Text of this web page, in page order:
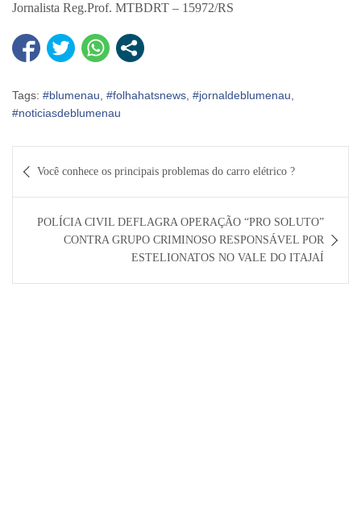
Jornalista Reg.Prof. MTBDRT – 15972/RS
Tags: #blumenau, #folhahatsnews, #jornaldeblumenau,
#noticiasdeblumenau
de
Você conhece os principais problemas do carro elétrico ?
POLÍCIA CIVIL DEFLAGRA OPERAÇÃO “PRO SOLUTO”
CONTRA GRUPO CRIMINOSO RESPONSÁVEL POR
ESTELIONATOS NO VALE DO ITAJAÍ